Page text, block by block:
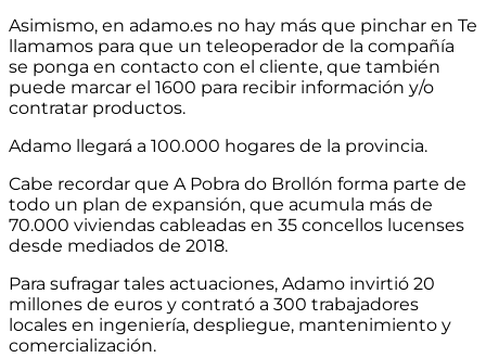
Asimismo, en adamo.es no hay más que pinchar en Te
llamamos para que un teleoperador de la compañía
se ponga en contacto con el cliente, que también
puede marcar el 1600 para recibir información y/o
contratar productos.
Adamo llegará a 100.000 hogares de la provincia.
Cabe recordar que A Pobra do Brollón forma parte de
todo un plan de expansión, que acumula más de
70.000 viviendas cableadas en 35 concellos lucenses
desde mediados de 2018.
Para sufragar tales actuaciones, Adamo invirtió 20
millones de euros y contrató a 300 trabajadores
locales en ingeniería, despliegue, mantenimiento y
comercialización.